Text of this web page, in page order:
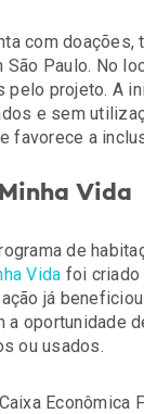
com doações,
São Paulo. No
pelo projeto. A
e sem
favorece a
Vida
de
Vida foi criado
já
a oportunidade
ou usados.
Econômica